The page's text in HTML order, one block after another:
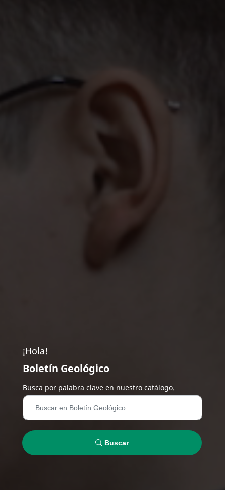
¡Hola!
Boletín Geológico
Busca por palabra clave en nuestro catálogo.
Buscar